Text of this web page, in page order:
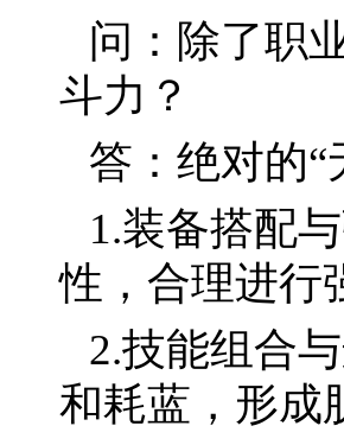
问：除了职
斗力？
答：绝对的
1.装备搭配
性，合理进行
2.技能组合
和耗蓝，形成